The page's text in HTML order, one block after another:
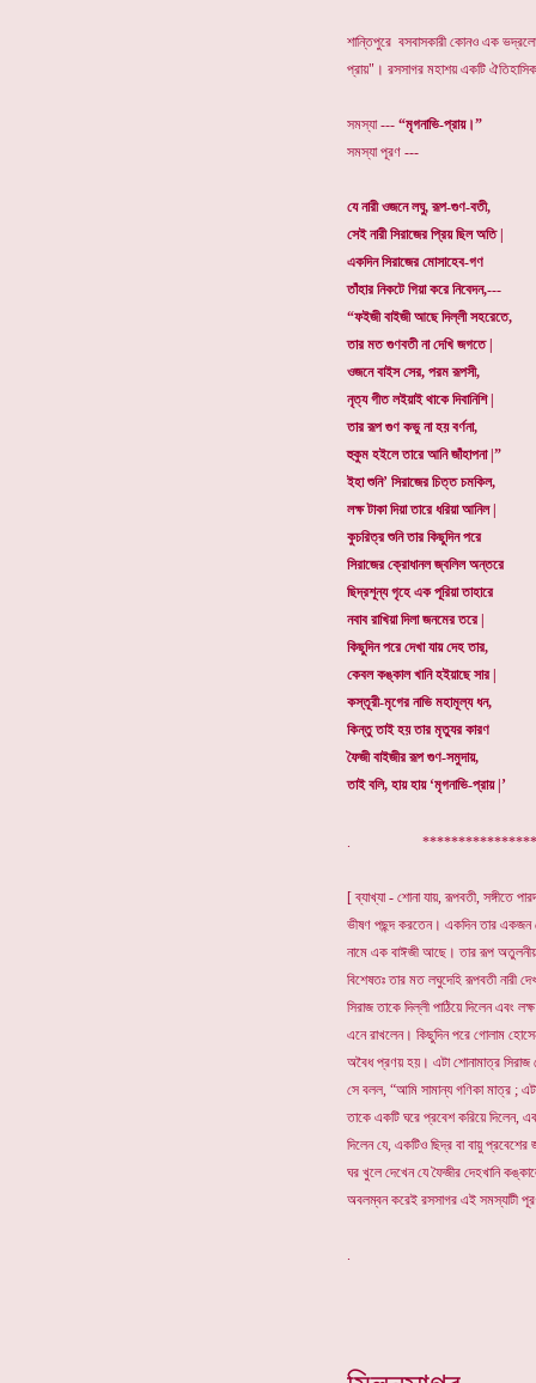
.
[ ব্যাখ্যা - শোনা যায়, রূপবতী, সঙ্গীতে
ভীষণ পছন্দ করতেন। একদিন তার একজন
নামে এক বাঈজী আছে। তার রূপ
বিশেষতঃ তার মত লঘুদেহি রূপবতী নারী
সিরাজ তাকে দিল্লী পাঠিয়ে দিলেন এবং
এনে রাখলেন। কিছুদিন পরে গোলাম
অবৈধ প্রণয় হয়। এটা শোনামাত্র
সে বলল, “আমি সামান্য গণিকা মাত্র ;
তাকে একটি ঘরে প্রবেশ করিয়ে দিলেন,
দিলেন যে, একটিও ছিদ্র বা বায়ু
ঘর খুলে দেখেন যে ফৈজীর দেহখানি
অবলম্বন করেই রসসাগর এই সমস্যাটী
শান্তিপুরে বসবাসকারী কোনও এক
প্রায়"। রসসাগর মহাশয় একটি
সমস্যা --- “মৃগনাভি-প্রায়।”
সমস্যা পূরণ ---
যে নারী ওজনে লঘু, রূপ-গুণ-বতী,
সেই নারী সিরাজের প্রিয় ছিল অতি |
একদিন সিরাজের মোসাহেব-গণ
তাঁহার নিকটে গিয়া করে নিবেদন,---
“ফইজী বাইজী আছে দিল্লী সহরেতে,
তার মত গুণবতী না দেখি জগতে |
ওজনে বাইস সের, পরম রূপসী,
নৃত্য গীত লইয়াই থাকে দিবানিশি |
তার রূপ গুণ কভু না হয় বর্ণনা,
হুকুম হইলে তারে আনি জাঁহাপনা |”
ইহা শুনি’ সিরাজের চিত্ত চমকিল,
লক্ষ টাকা দিয়া তারে ধরিয়া আনিল |
কুচরিত্র শুনি তার কিছুদিন পরে
সিরাজের ক্রোধানল জ্বলিল অন্তরে
ছিদ্রশূন্য গৃহে এক পূরিয়া তাহারে
নবাব রাখিয়া দিলা জনমের তরে |
কিছুদিন পরে দেখা যায় দেহ তার,
কেবল কঙ্কাল খানি হইয়াছে সার |
কস্তূরী-মৃগের নাভি মহামূল্য ধন,
কিন্তু তাই হয় তার মৃত্যুর কারণ
ফৈজী বাইজীর রূপ গুণ-সমুদায়,
তাই বলি, হায় হায় ‘মৃগনাভি-প্রায় |’